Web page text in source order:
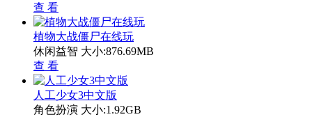
查 看
植物大战僵尸在线玩
休闲益智 大小:876.69MB
查 看
人工少女3中文版
角色扮演 大小:1.92GB